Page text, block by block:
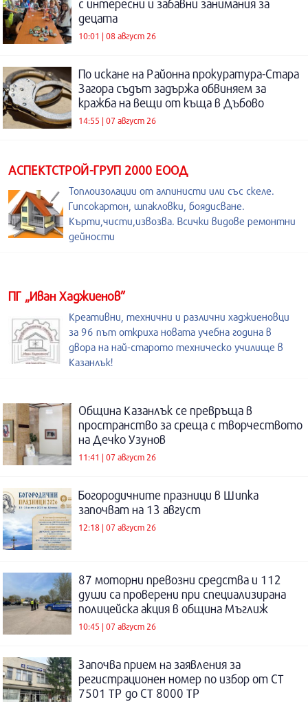
с интересни и забавни занимания за
децата
10:01 | 08 август 26
По искане на Районна прокуратура-Стара
Загора съдът задържа обвиняем за
кражба на вещи от къща в Дъбово
14:55 | 07 август 26
АСПЕКТСТРОЙ-ГРУП 2000 ЕООД
Топлоизолации от алпинисти или със скеле.
Гипсокартон, шпакловки, боядисване.
Кърти,чисти,извозва. Всички видове ремонтни
дейности
ПГ „Иван Хаджиенов”
Креативни, технични и различни хаджиеновци
за 96 път откриха новата учебна година в
двора на най-старото техническо училище в
Казанлък!
Община Казанлък се превръща в
пространство за среща с творчеството
на Дечко Узунов
11:41 | 07 август 26
Богородичните празници в Шипка
започват на 13 август
12:18 | 07 август 26
87 моторни превозни средства и 112
души са проверени при специализирана
полицейска акция в община Мъглиж
10:45 | 07 август 26
Започва прием на заявления за
регистрационен номер по избор от СТ
7501 ТР до СТ 8000 ТР